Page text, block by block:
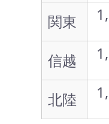
関東
信越
北陸